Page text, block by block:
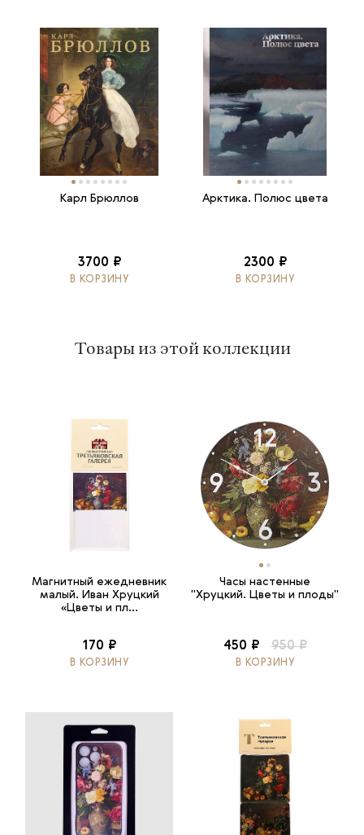
Карл Брюллов
3700 ₽
В КОРЗИНУ
Арктика. Полюс цвета
2300 ₽
В КОРЗИНУ
Товары из этой коллекции
Магнитный ежедневник
малый. Иван Хруцкий
«Цветы и пл...
170 ₽
В КОРЗИНУ
Часы настенные
"Хруцкий. Цветы и плоды"
450 ₽ 950 ₽
В КОРЗИНУ